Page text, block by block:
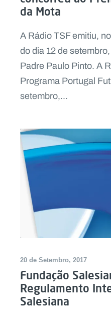
da Mota
A Rádio TSF emitiu,
do dia 12 de
Padre Paulo Pinto. A
Programa Portugal
setembro,...
20 de Setembro, 2017
Fundação
Regulamento
Salesiana